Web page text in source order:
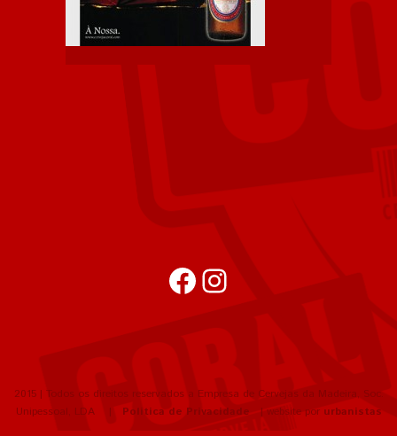
FacebookInstagram
2015 | Todos os direitos reservados a Empresa de Cervejas da Madeira, Soc.
Unipessoal, LDA | Política de Privacidade | website por urbanistas